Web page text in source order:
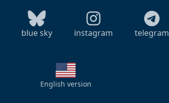
blue sky instagram telegram
English version